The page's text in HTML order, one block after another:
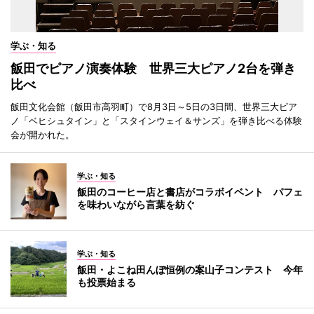
学ぶ・知る
飯田でピアノ演奏体験 世界三大ピアノ2台を弾き
比べ
飯田文化会館（飯田市高羽町）で8月3日～5日の3日間、世界三大ピア
ノ「ベヒシュタイン」と「スタインウェイ＆サンズ」を弾き比べる体験
会が開かれた。
学ぶ・知る
飯田のコーヒー店と書店がコラボイベント パフェ
を味わいながら言葉を紡ぐ
学ぶ・知る
飯田・よこね田んぼ恒例の案山子コンテスト 今年
も投票始まる